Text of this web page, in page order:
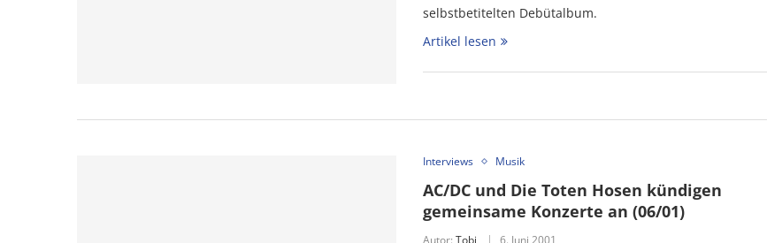
selbstbetitelten Debütalbum.
Artikel lesen
Interviews Musik
AC/DC und Die Toten Hosen kündigen
gemeinsame Konzerte an (06/01)